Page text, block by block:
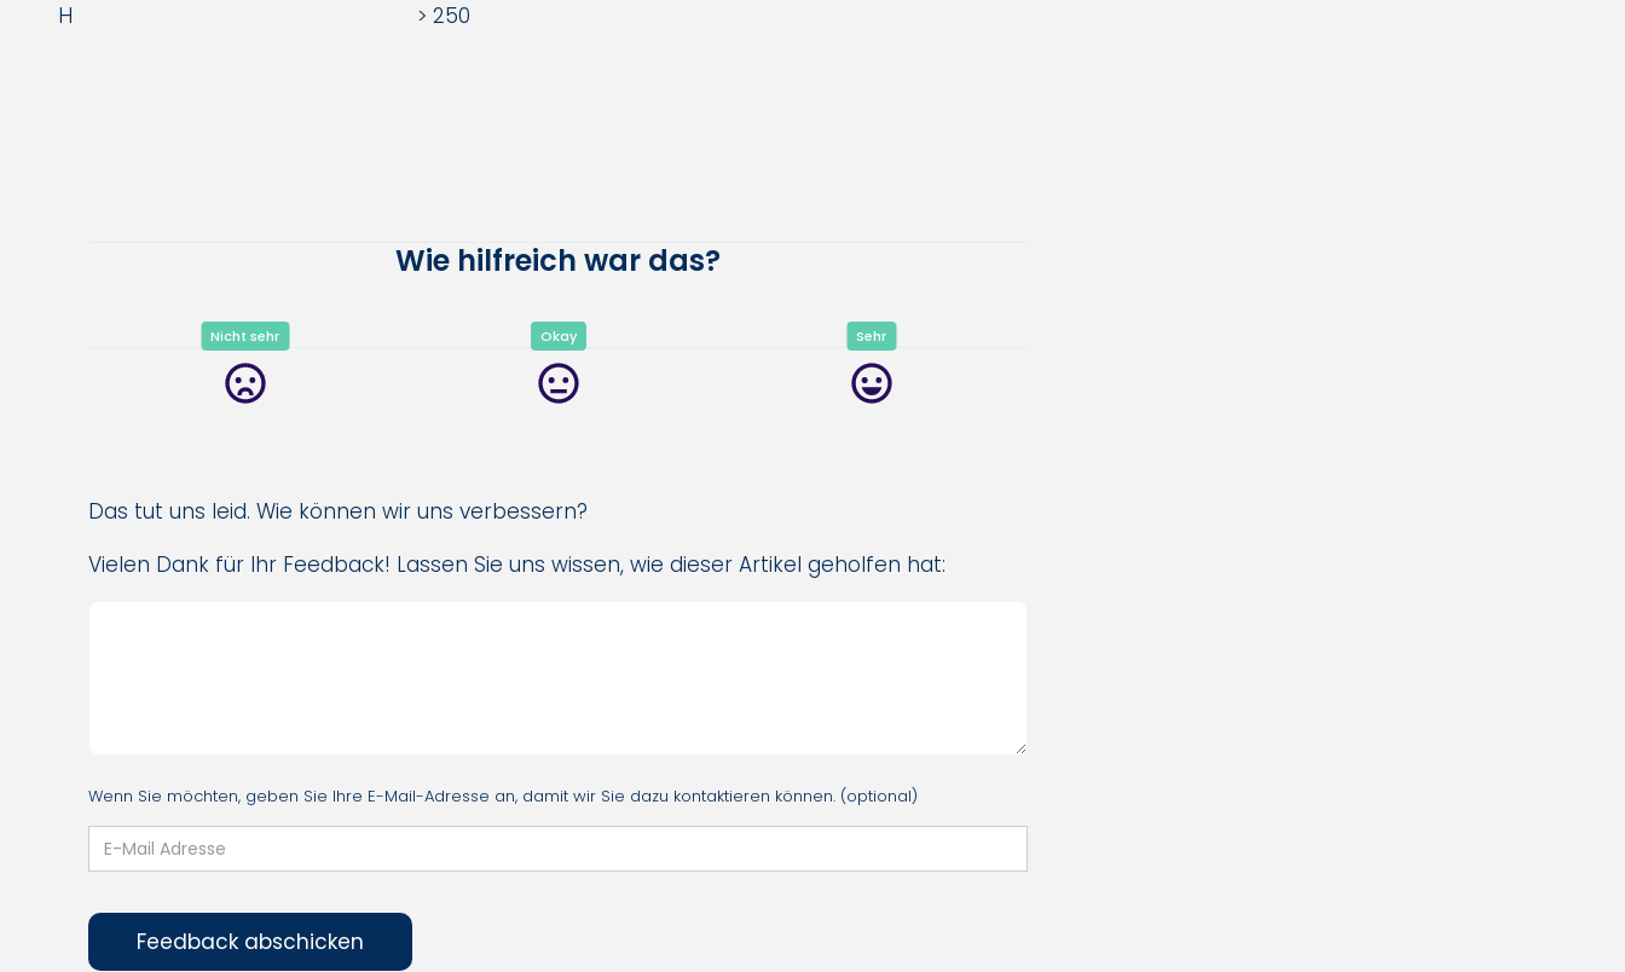
H > 250
Wie hilfreich war das?
Nicht sehr Okay Sehr
Das tut uns leid. Wie können wir uns verbessern?
Vielen Dank für Ihr Feedback! Lassen Sie uns wissen, wie dieser Artikel geholfen hat:
Wenn Sie möchten, geben Sie Ihre E-Mail-Adresse an, damit wir Sie dazu kontaktieren können. (optional)